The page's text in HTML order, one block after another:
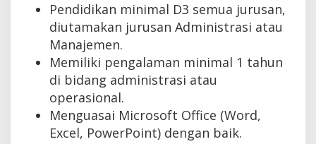
Pendidikan minimal D3 semua jurusan,
diutamakan jurusan Administrasi atau
Manajemen.
Memiliki pengalaman minimal 1 tahun
di bidang administrasi atau
operasional.
Menguasai Microsoft Office (Word,
Excel, PowerPoint) dengan baik.